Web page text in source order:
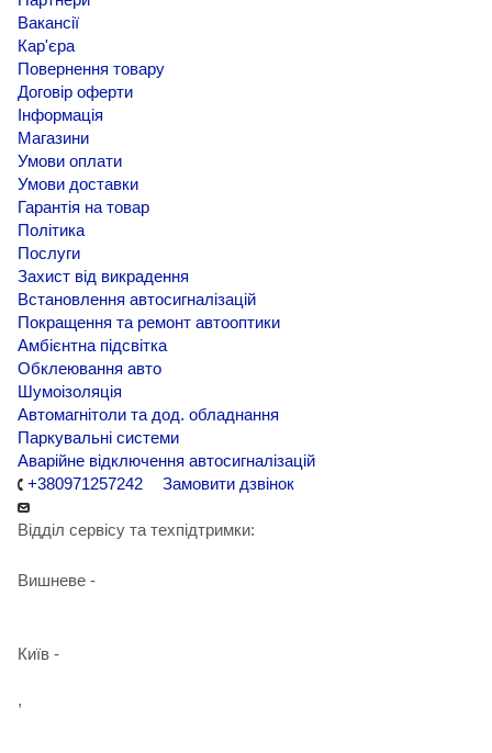
Вакансії
Кар'єра
Повернення товару
Договір оферти
Інформація
Магазини
Умови оплати
Умови доставки
Гарантія на товар
Політика
Послуги
Захист від викрадення
Встановлення автосигналізацій
Покращення та ремонт автооптики
Амбієнтна підсвітка
Обклеювання авто
Шумоізоляція
Автомагнітоли та дод. обладнання
Паркувальні системи
Аварійне відключення автосигналізацій
+380971257242
Замовити дзвінок
Відділ сервісу та техпідтримки:
Вишневе -
Київ -
,